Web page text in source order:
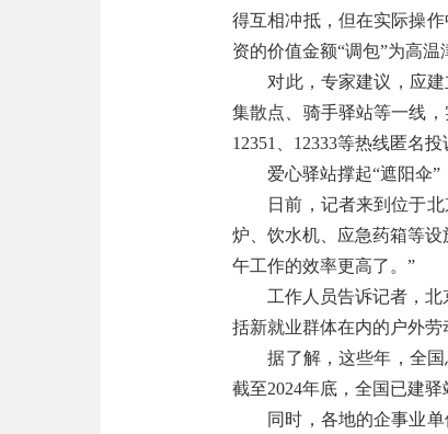
得互相冲抵，但在实际操
资的价值金额“调包”为高温
对此，专家建议，应建
集散点、骑手驿站等一线
12351、12333等热线匿名
爱心驿站撑起“遮阳伞”
日前，记者来到位于北
炉、饮水机、应急药箱等
午工作的效率更高了。”
工作人员告诉记者，北京
括新就业群体在内的户外劳
据了解，这些年，全国总
截至2024年底，全国已建
同时，各地的企事业单